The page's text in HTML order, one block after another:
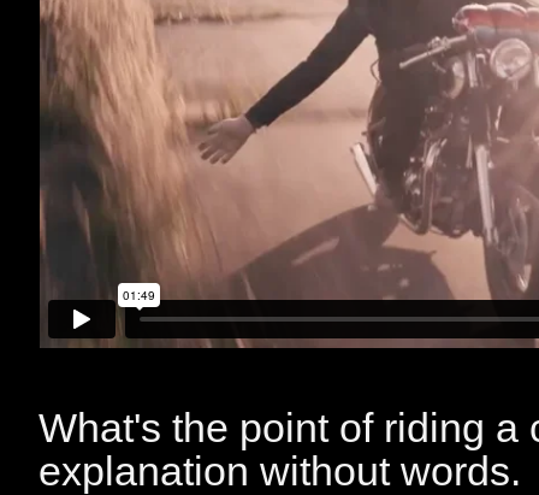
What's the point of riding a
explanation without words.